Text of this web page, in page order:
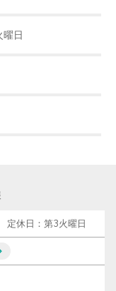
日
定休日：第3火曜日